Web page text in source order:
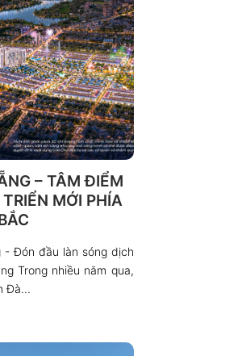
– TÂM ĐIỂM
MỚI PHÍA
- Đón đầu làn sóng dịch
Trong nhiều năm qua,
Đà...